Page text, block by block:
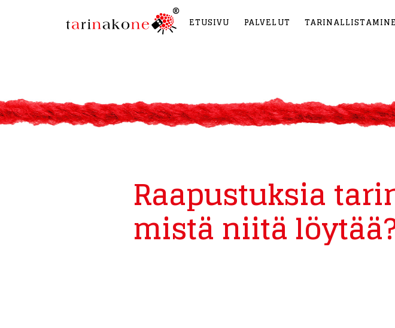
ETUSIVU PALVELUT
Raapustuksia
mistä niitä